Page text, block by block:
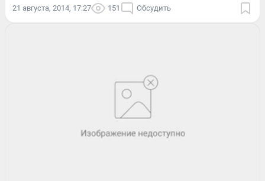
21 августа, 2014, 17:27 151 Обсудить